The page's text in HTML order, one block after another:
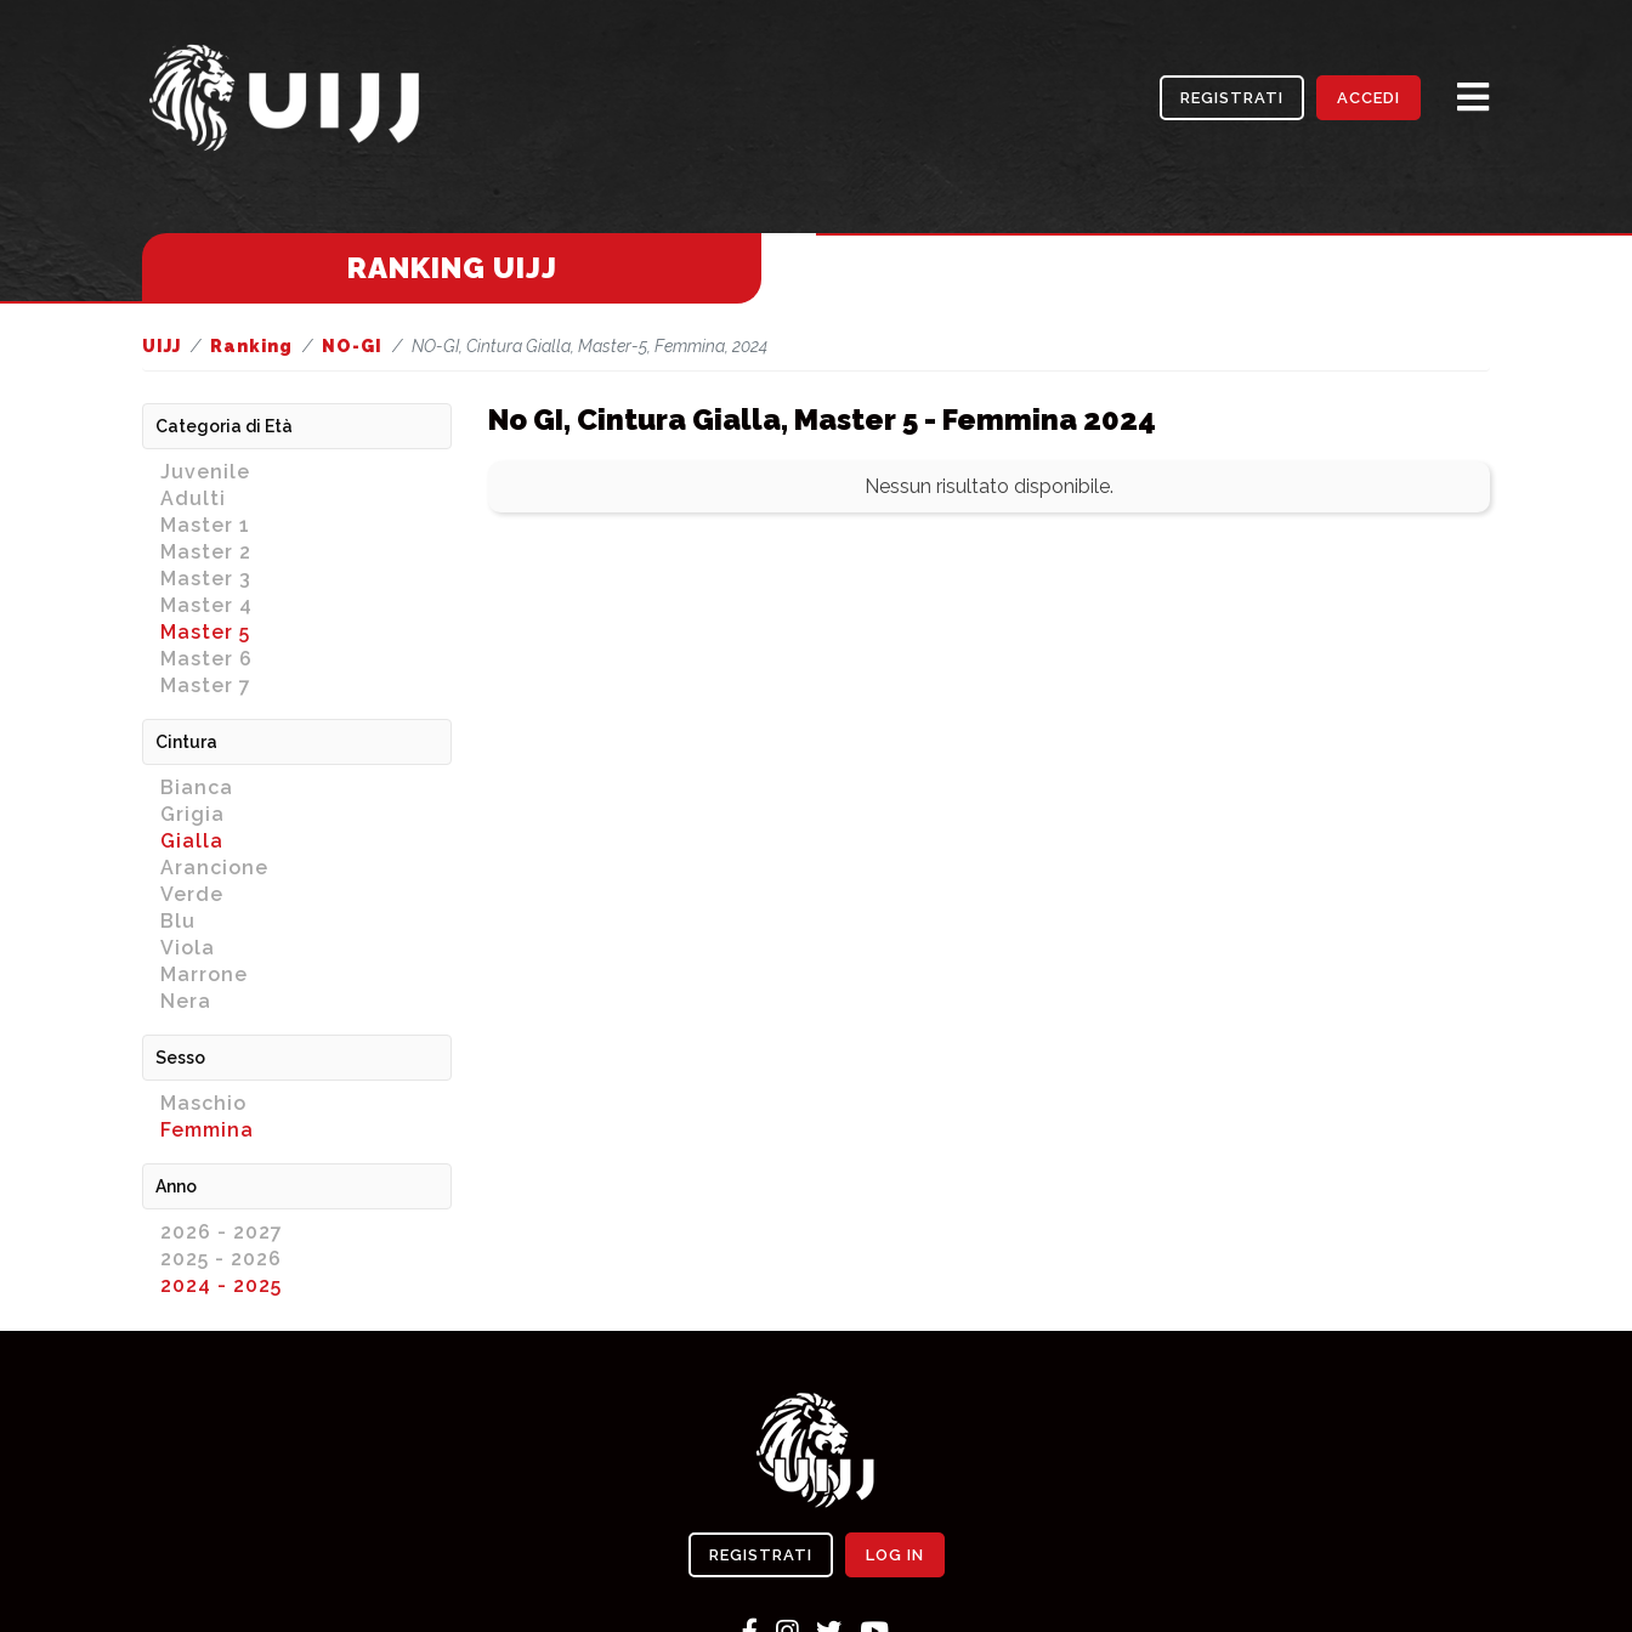
REGISTRATI ACCEDI
RANKING UIJJ
UIJJ Ranking NO-GI NO-GI, Cintura Gialla, Master-5, Femmina, 2024
Categoria di Età
Juvenile
Adulti
Master 1
Master 2
Master 3
Master 4
Master 5
Master 6
Master 7
Cintura
Bianca
Grigia
Gialla
Arancione
Verde
Blu
Viola
Marrone
Nera
Sesso
Maschio
Femmina
Anno
2026 - 2027
2025 - 2026
2024 - 2025
No GI, Cintura Gialla, Master 5 - Femmina 2024
Nessun risultato disponibile.
REGISTRATI LOG IN